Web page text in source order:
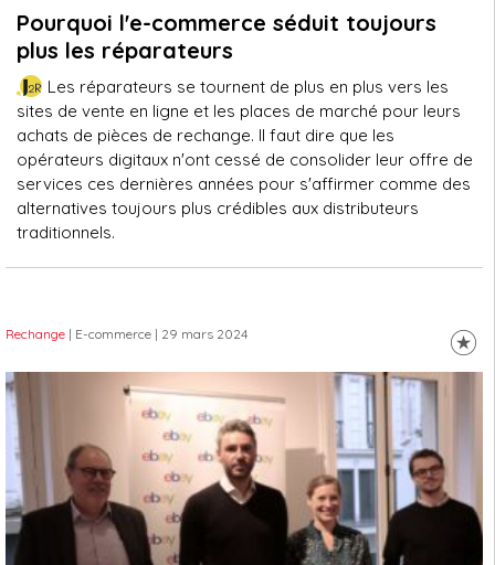
Pourquoi l'e-commerce séduit toujours
plus les réparateurs
Les réparateurs se tournent de plus en plus vers les
sites de vente en ligne et les places de marché pour leurs
achats de pièces de rechange. Il faut dire que les
opérateurs digitaux n'ont cessé de consolider leur offre de
services ces dernières années pour s'affirmer comme des
alternatives toujours plus crédibles aux distributeurs
traditionnels.
Rechange | E-commerce | 29 mars 2024